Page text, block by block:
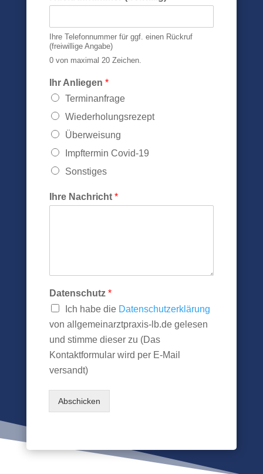
Ihre Telefonnummer für ggf. einen Rückruf
(freiwillige Angabe)
0 von maximal 20 Zeichen.
Ihr Anliegen *
Terminanfrage
Wiederholungsrezept
Überweisung
Impftermin Covid-19
Sonstiges
Ihre Nachricht *
Datenschutz *
Ich habe die Datenschutzerklärung
von allgemeinarztpraxis-lb.de gelesen
und stimme dieser zu (Das
Kontaktformular wird per E-Mail
versandt)
Abschicken